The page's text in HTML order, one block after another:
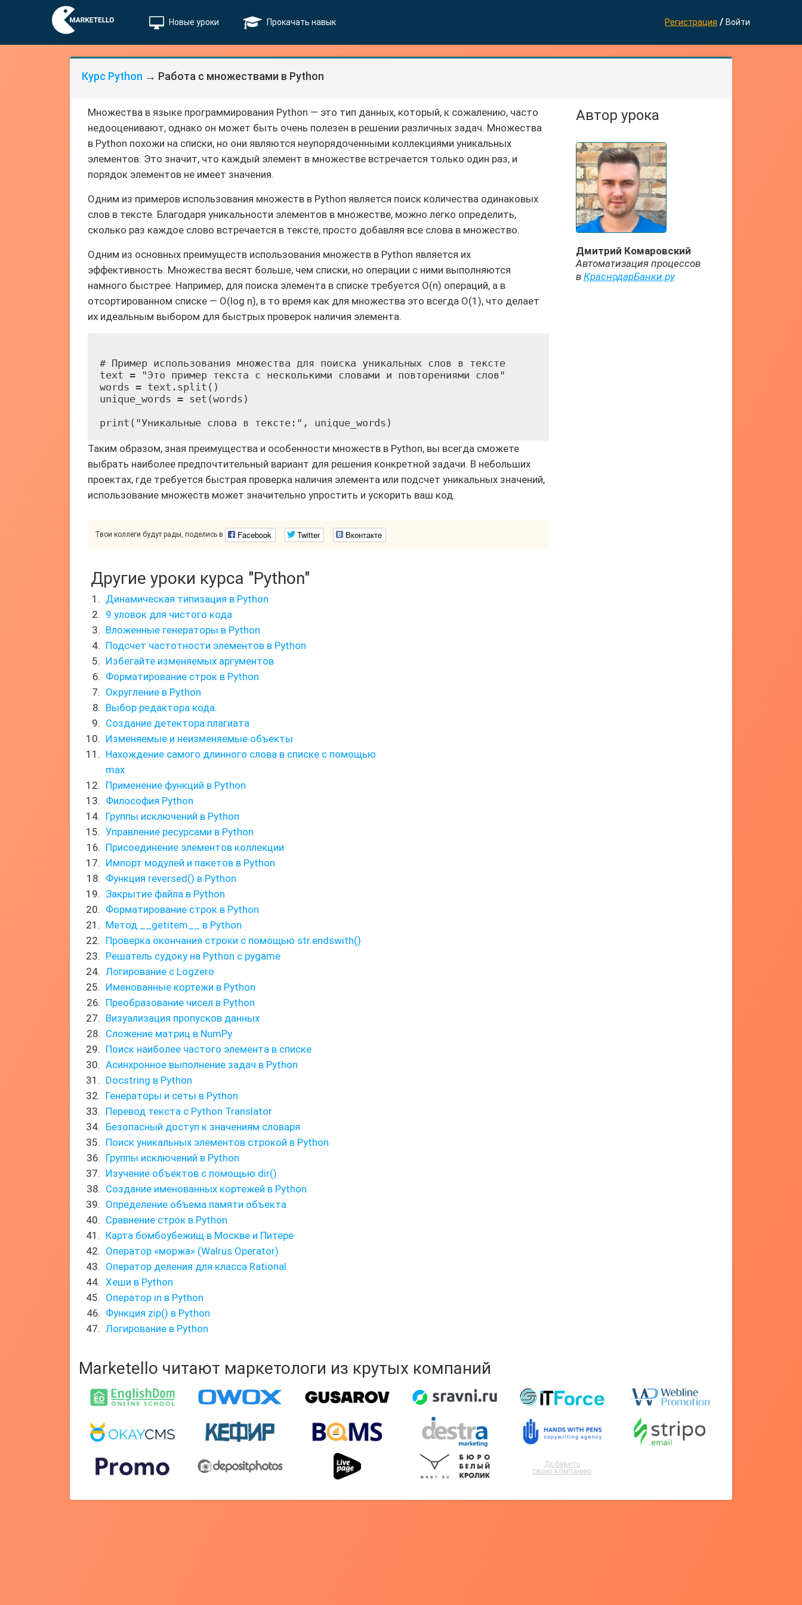
Новые уроки Прокачать навык Регистрация / Войти
Курс Python → Работа с множествами в Python
Множества в языке программирования Python — это тип данных, который, к сожалению, часто
недооценивают, однако он может быть очень полезен в решении различных задач. Множества
в Python похожи на списки, но они являются неупорядоченными коллекциями уникальных
элементов. Это значит, что каждый элемент в множестве встречается только один раз, и
порядок элементов не имеет значения.
Одним из примеров использования множеств в Python является поиск количества одинаковых
слов в тексте. Благодаря уникальности элементов в множестве, можно легко определить,
сколько раз каждое слово встречается в тексте, просто добавляя все слова в множество.
Одним из основных преимуществ использования множеств в Python является их
эффективность. Множества весят больше, чем списки, но операции с ними выполняются
намного быстрее. Например, для поиска элемента в списке требуется O(n) операций, а в
отсортированном списке — O(log n), в то время как для множества это всегда O(1), что делает
их идеальным выбором для быстрых проверок наличия элемента.
# Пример использования множества для поиска уникальных слов в тексте
text = "Это пример текста с несколькими словами и повторениями слов"
words = text.split()
unique_words = set(words)
Таким образом, зная преимущества и особенности множеств в Python, вы всегда сможете
выбрать наиболее предпочтительный вариант для решения конкретной задачи. В небольших
проектах, где требуется быстрая проверка наличия элемента или подсчет уникальных значений,
использование множеств может значительно упростить и ускорить ваш код.
Твои коллеги будут рады, поделись в Facebook Twitter Вконтакте
Автор урока
Дмитрий Комаровский
Автоматизация процессов
в КраснодарБанки.ру
Другие уроки курса "Python"
Динамическая типизация в Python
9 уловок для чистого кода
Вложенные генераторы в Python
Подсчет частотности элементов в Python
Избегайте изменяемых аргументов
Форматирование строк в Python
Округление в Python
Выбор редактора кода.
Создание детектора плагиата
Изменяемые и неизменяемые объекты
Нахождение самого длинного слова в списке с помощью
max
Применение функций в Python
Философия Python
Группы исключений в Python
Управление ресурсами в Python
Присоединение элементов коллекции
Импорт модулей и пакетов в Python
Функция reversed() в Python
Закрытие файла в Python
Форматирование строк в Python
Метод __getitem__ в Python
Проверка окончания строки с помощью str.endswith()
Решатель судоку на Python с pygame
Логирование с Logzero
Именованные кортежи в Python
Преобразование чисел в Python
Визуализация пропусков данных
Сложение матриц в NumPy
Поиск наиболее частого элемента в списке
Асинхронное выполнение задач в Python
Docstring в Python
Генераторы и сеты в Python
Перевод текста с Python Translator
Безопасный доступ к значениям словаря
Поиск уникальных элементов строкой в Python
Группы исключений в Python
Изучение объектов с помощью dir()
Создание именованных кортежей в Python
Определение объема памяти объекта
Сравнение строк в Python
Карта бомбоубежищ в Москве и Питере
Оператор «моржа» (Walrus Operator)
Оператор деления для класса Rational
Хеши в Python
Оператор in в Python
Функция zip() в Python
Логирование в Python
Marketello читают маркетологи из крутых компаний
Добавить
свою компанию